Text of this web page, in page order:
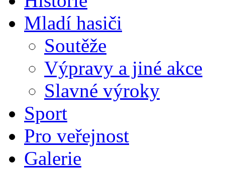
Mladí hasiči
Soutěže
Výpravy a jiné akce
Slavné výroky
Sport
Pro veřejnost
Galerie